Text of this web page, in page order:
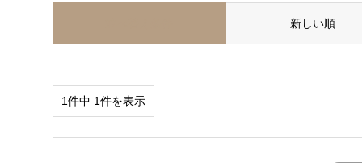
新しい順
1件中 1件を表示